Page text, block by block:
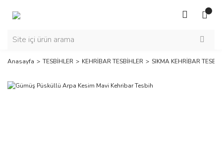
Anasayfa TESBİHLER KEHRİBAR TESBİHLER SIKMA KEHRİBAR